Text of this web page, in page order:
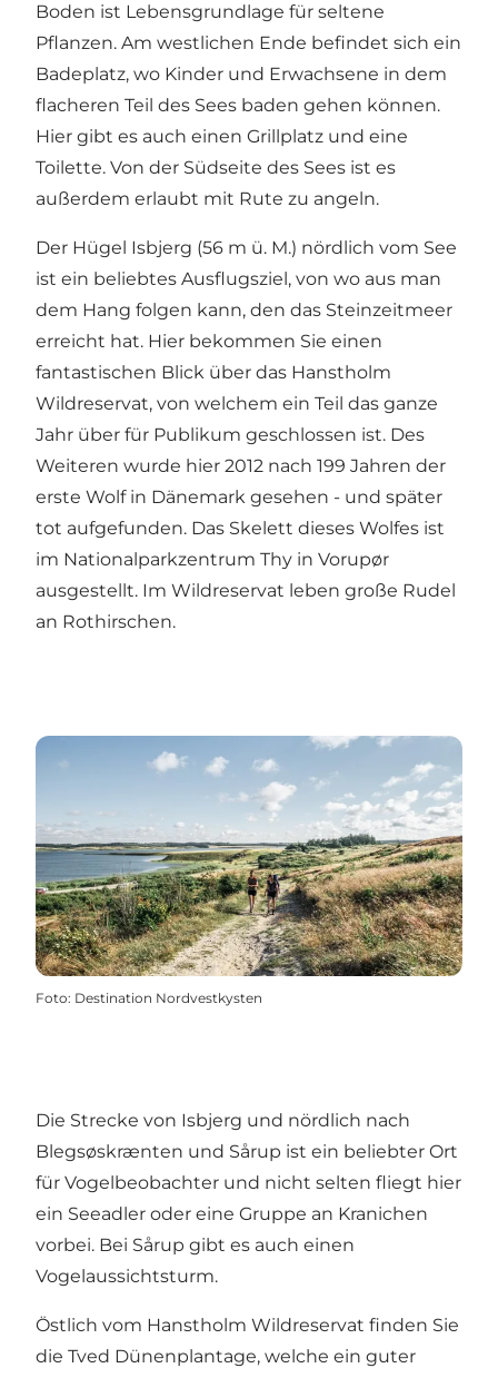
Boden ist Lebensgrundlage für seltene
Pflanzen. Am westlichen Ende befindet sich ein
Badeplatz, wo Kinder und Erwachsene in dem
flacheren Teil des Sees baden gehen können.
Hier gibt es auch einen Grillplatz und eine
Toilette. Von der Südseite des Sees ist es
außerdem erlaubt mit Rute zu angeln.
Der Hügel Isbjerg (56 m ü. M.) nördlich vom See
ist ein beliebtes Ausflugsziel, von wo aus man
dem Hang folgen kann, den das Steinzeitmeer
erreicht hat. Hier bekommen Sie einen
fantastischen Blick über das Hanstholm
Wildreservat, von welchem ein Teil das ganze
Jahr über für Publikum geschlossen ist. Des
Weiteren wurde hier 2012 nach 199 Jahren der
erste Wolf in Dänemark gesehen - und später
tot aufgefunden. Das Skelett dieses Wolfes ist
im Nationalparkzentrum Thy in Vorupør
ausgestellt. Im Wildreservat leben große Rudel
an Rothirschen.
Foto: Destination Nordvestkysten
Die Strecke von Isbjerg und nördlich nach
Blegsøskrænten und Sårup ist ein beliebter Ort
für Vogelbeobachter und nicht selten fliegt hier
ein Seeadler oder eine Gruppe an Kranichen
vorbei. Bei Sårup gibt es auch einen
Vogelaussichtsturm.
Östlich vom Hanstholm Wildreservat finden Sie
die Tved Dünenplantage, welche ein guter